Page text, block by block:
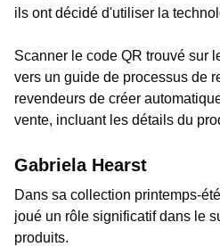
ils ont décidé d'utiliser la
Scanner le code QR trouvé sur
vers un guide de processus de
revendeurs de créer
vente, incluant les détails du
Gabriela Hearst
Dans sa collection printemps-
joué un rôle significatif dans le
produits.